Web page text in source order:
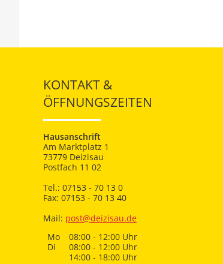
KONTAKT &
ÖFFNUNGSZEITEN
Hausanschrift
Am Marktplatz 1
73779 Deizisau
Postfach 11 02
Tel.: 07153 - 70 13 0
Fax: 07153 - 70 13 40
Mail: post@deizisau.de
Mo
08:00 - 12:00 Uhr
Di
08:00 - 12:00 Uhr
14:00 - 18:00 Uhr